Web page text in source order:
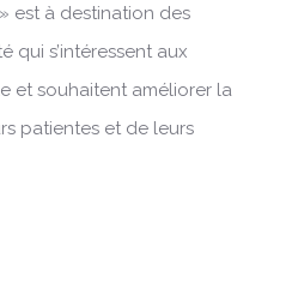
est à destination des
qui s’intéressent aux
et souhaitent améliorer la
patientes et de leurs